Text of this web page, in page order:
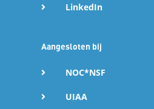
LinkedIn
Aangesloten bij
NOC*NSF
UIAA